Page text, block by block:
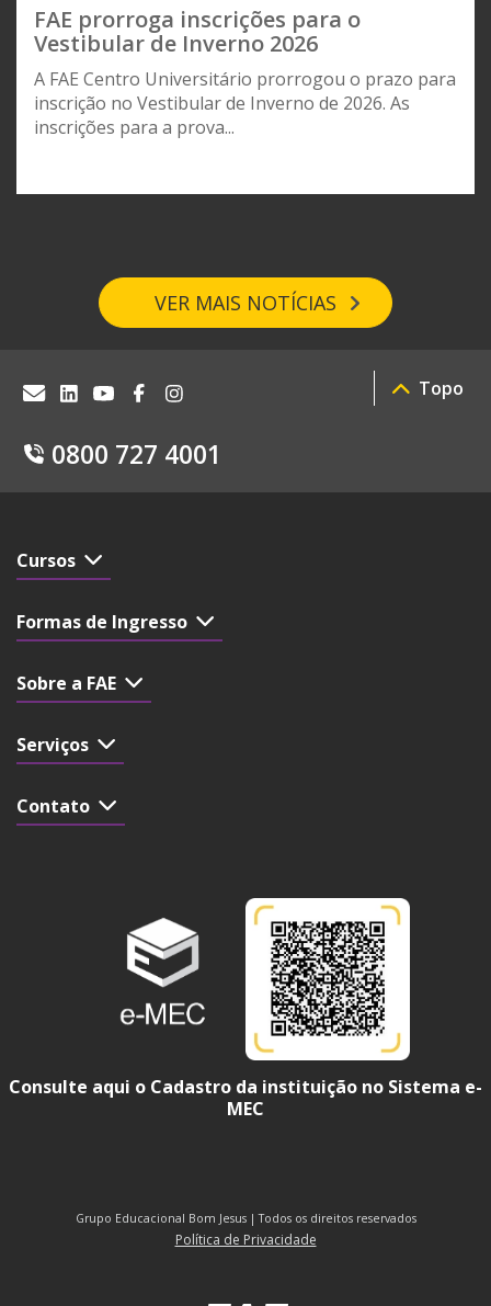
FAE prorroga inscrições para o
Vestibular de Inverno 2026
A FAE Centro Universitário prorrogou o prazo para
inscrição no Vestibular de Inverno de 2026. As
inscrições para a prova...
VER MAIS NOTÍCIAS
0800 727 4001
Topo
Cursos
Formas de Ingresso
Sobre a FAE
Serviços
Contato
Consulte aqui o Cadastro da instituição no Sistema e-
MEC
Grupo Educacional Bom Jesus | Todos os direitos reservados
Política de Privacidade